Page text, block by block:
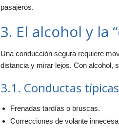
pasajeros.
3. El alcohol y la
Una conducción segura requiere
distancia y mirar lejos. Con alcohol,
3.1. Conductas
Frenadas tardías o bruscas.
Correcciones de volante